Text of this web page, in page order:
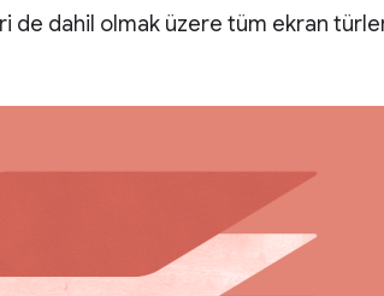
de dahil olmak üzere tüm ekran